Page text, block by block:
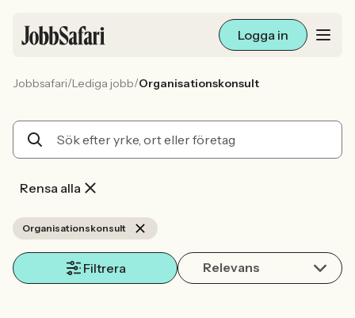
Logga in
Arbetsliv och karriär
Sök med AI
Jobbsafari/Lediga jobb/Organisationskonsult
Rensa alla
Organisationskonsult
Filtrera Relevans